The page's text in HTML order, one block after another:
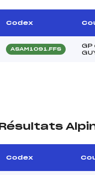
Codex
ASAM1091.FFS
Résultats
Codex